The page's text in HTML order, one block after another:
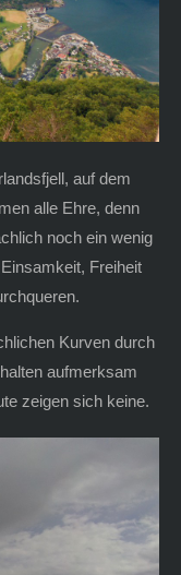
auf dem
alle Ehre, denn
noch ein wenig
Freiheit
Kurven durch
aufmerksam
zeigen sich keine.